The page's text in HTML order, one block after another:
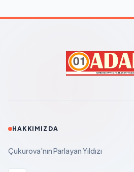
HAKKIMIZDA
Çukurova'nın Parlayan Yıldızı